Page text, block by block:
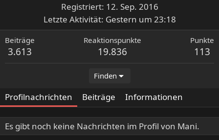
Registriert 12. Sep. 2016
Letzte Aktivität Gestern um 23:18
Beiträge
3.613
Reaktionspunkte
19.836
Punkte
113
Finden
Profilnachrichten Beiträge Informationen
Es gibt noch keine Nachrichten im Profil von Mani.